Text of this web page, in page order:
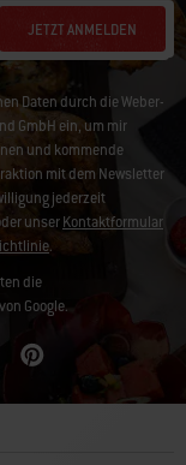
JETZT ANMELDEN
Daten durch die Weber-
GmbH ein, um mir
und kommende
mit dem Newsletter
jederzeit
unserKontaktformular
.
die
von Google.